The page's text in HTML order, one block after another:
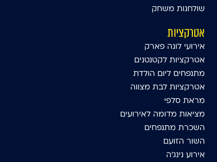
שולחנות משחק
אטרקציות
אירועי לונה פארק
אטרקציות לקטנטנים
מתנפחים ליום הולדת
אטרקציות לבת מצווה
מראת סלפי
מציאות מדומה לאירועים
השכרת מתנפחים
השור הזועם
אירוע נינג'ה